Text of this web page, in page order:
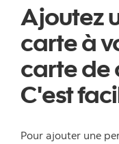
Ajoutez
carte à
carte de
C'est
Pour ajouter une